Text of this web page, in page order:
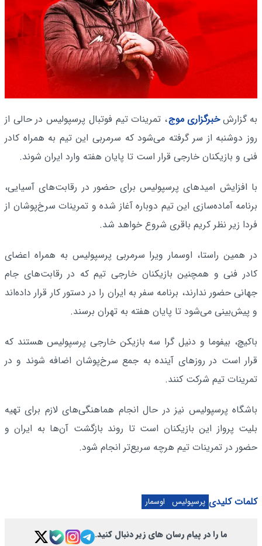
به گزارشخبرگزاری موج، تمرینات تیم فوتبال پرسپولیس در حالی از
روز دوشنبه از سر گرفته می‌شود که سرمربی این تیم به همراه کادر
فنی و بازیکنان خارجی قرار است تا پایان هفته وارد ایران شوند.
با افزایش امیدهای پرسپولیس برای حضور در رقابت‌های آسیایی،
برنامه آماده‌سازی این تیم دوباره آغاز شده و تمرینات سرخ‌پوشان از
فردا زیر نظر کریم باقری شروع خواهد شد.
در همین راستا، اوسمار ویرا سرمربی پرسپولیس به همراه اعضای
کادر فنی و همچنین بازیکنان خارجی تیم که در رقابت‌های جام
جهانی حضور ندارند، برنامه سفر به ایران را در دستور کار قرار داده‌اند
و پیش‌بینی می‌شود تا پایان هفته به تهران برسند.
باکیچ، بیفوما و دنیل گرا سه بازیکن خارجی پرسپولیس هستند که
قرار است در روزهای آینده به جمع سرخ‌پوشان اضافه شوند و در
تمرینات تیم شرکت کنند.
باشگاه پرسپولیس نیز در حال انجام هماهنگی‌های لازم برای تهیه
بلیت پرواز این بازیکنان است تا روند بازگشت آن‌ها به ایران و
حضور در تمرینات تیم هرچه سریع‌تر انجام شود.
کلمات کلیدی پرسپولیس اوسمار
ما را در پیام رسان های زیر دنبال کنید.